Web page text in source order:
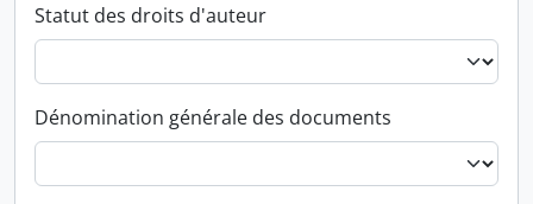
Statut des droits d'auteur
Dénomination générale des documents